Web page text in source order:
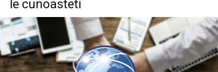
le cunoasteti